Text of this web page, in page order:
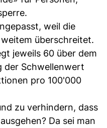
weil die
überschreitet.
jeweils 60 über dem
der Schwellenwert
pro 100'000
zu verhindern, dass
Da sei man